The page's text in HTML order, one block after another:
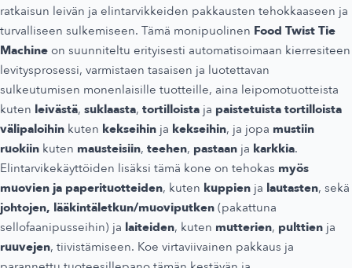
ratkaisun leivän ja elintarvikkeiden pakkausten tehokkaaseen ja
turvalliseen sulkemiseen. Tämä monipuolinen Food Twist Tie
Machine on suunniteltu erityisesti automatisoimaan kierresiteen
levitysprosessi, varmistaen tasaisen ja luotettavan
sulkeutumisen monenlaisille tuotteille, aina leipomotuotteista
kuten leivästä, suklaasta, tortilloista ja paistetuista tortilloista
välipaloihin kuten kekseihin ja kekseihin, ja jopa mustiin
ruokiin kuten mausteisiin, teehen, pastaan ja karkkia.
Elintarvikekäyttöiden lisäksi tämä kone on tehokas myös
muovien ja paperituotteiden, kuten kuppien ja lautasten, sekä
johtojen, lääkintäletkun/muoviputken (pakattuna
sellofaanipusseihin) ja laiteiden, kuten mutterien, pulttien ja
ruuvejen, tiivistämiseen. Koe virtaviivainen pakkaus ja